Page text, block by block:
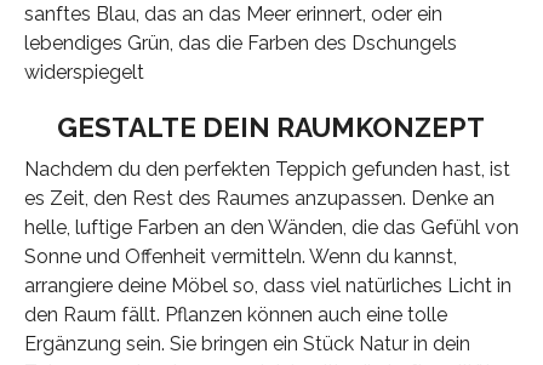
sanftes Blau, das an das Meer erinnert, oder ein
lebendiges Grün, das die Farben des Dschungels
widerspiegelt
GESTALTE DEIN RAUMKONZEPT
Nachdem du den perfekten Teppich gefunden hast, ist
es Zeit, den Rest des Raumes anzupassen. Denke an
helle, luftige Farben an den Wänden, die das Gefühl von
Sonne und Offenheit vermitteln. Wenn du kannst,
arrangiere deine Möbel so, dass viel natürliches Licht in
den Raum fällt. Pflanzen können auch eine tolle
Ergänzung sein. Sie bringen ein Stück Natur in dein